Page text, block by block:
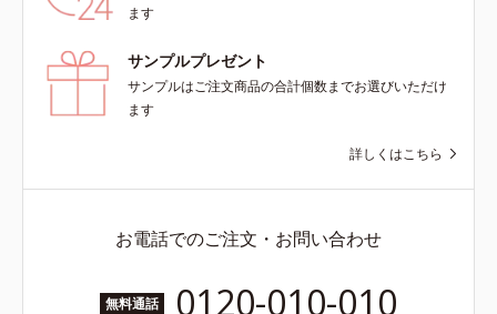
ます
サンプルプレゼント
サンプルはご注文商品の合計個数までお選びいただけ
ます
詳しくはこちら
お電話でのご注文・お問い合わせ
無料通話 0120-010-010